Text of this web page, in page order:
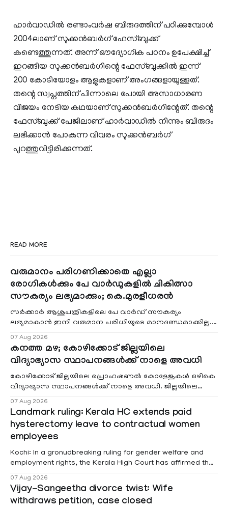
ഹാര്‍വാഡില്‍ രണ്ടാംവര്‍ഷ ബിരുദത്തിന് പഠിക്കുമ്പോള്‍
2004ലാണ് സുക്കന്‍ബര്‍ഗ് ഫേസ്ബുക്ക്
കണ്ടെത്തുന്നത്. അന്ന് ഔദ്യോഗിക പഠനം ഉപേക്ഷിച്ച്
ഇറങ്ങിയ സുക്കന്‍ബര്‍ഗിന്റെ ഫേസ്ബുക്കില്‍ ഇന്ന്
200 കോടിയോളം ആളുകളാണ് അംഗങ്ങളായുള്ളത്.
തന്റെ സ്വപ്നത്തിന് പിന്നാലെ പോയി അസാധാരണ
വിജയം നേടിയ കഥയാണ് സുക്കന്‍ബര്‍ഗിന്റേത്. തന്റെ
ഫേസ്ബുക്ക് പേജിലാണ് ഹാര്‍വാഡില്‍ നിന്നും ബിരുദം
ലഭിക്കാന്‍ പോകുന്ന വിവരം സുക്കന്‍ബര്‍ഗ്
പുറത്തുവിട്ടിരിക്കുന്നത്.
READ MORE
വരുമാനം പരിഗണിക്കാതെ എല്ലാ
രോഗികൾക്കും പേ വാർഡുകളിൽ ചികിത്സാ
സൗകര്യം ലഭ്യമാക്കും; കെ.മുരളീധരൻ
സർക്കാർ ആശുപത്രികളിലെ പേ വാർഡ് സൗകര്യം
ലഭ്യമാകാൻ ഇനി വരുമാന പരിധിയുടെ മാനദണ്ഡമാക്കില്ല.
07 Aug 2026
കനത്ത മഴ; കോഴിക്കോട് ജില്ലയിലെ
വിദ്യാഭ്യാസ സ്ഥാപനങ്ങൾക്ക് നാളെ അവധി
കോഴിക്കോട് ജില്ലയിലെ പ്രൊഫഷണൽ കോളേജുകൾ ഒഴികെ
വിദ്യാഭ്യാസ സ്ഥാപനങ്ങൾക്ക് നാളെ അവധി. ജില്ലയിലെ
07 Aug 2026
Landmark ruling: Kerala HC extends paid
hysterectomy leave to contractual women
employees
Kochi: In a gronudbreaking ruling for gender welfare and
employment rights, the Kerala High Court has affirmed that
projects are eligible for paid medical leave following
hysterectomy surgery under the Kerala Service Rules
(KSR). The court noted that since essential benefits like
07 Aug 2026
Vijay-Sangeetha divorce twist: Wife
withdraws petition, case closed